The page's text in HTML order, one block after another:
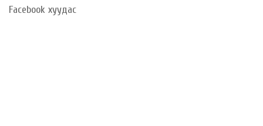
Facebook хуудас